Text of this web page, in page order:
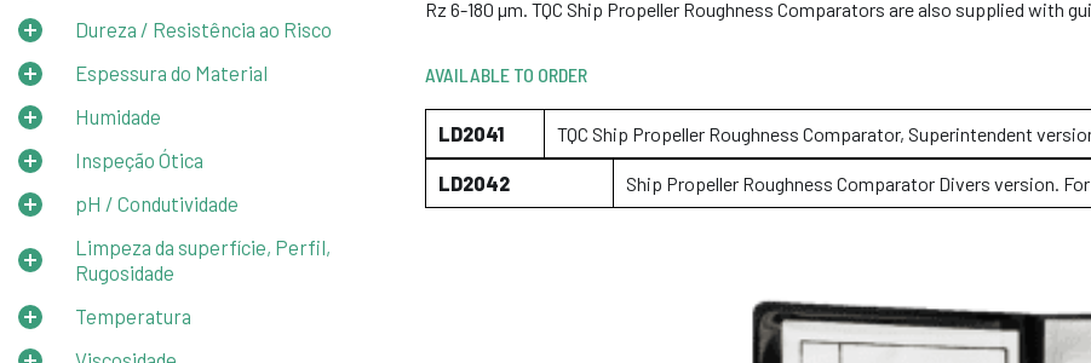
Dureza / Resistência ao Risco
Espessura do Material
Humidade
Inspeção Ótica
pH / Condutividade
Limpeza da superfície, Perfil,
Rugosidade
Temperatura
Rz 6-180 µm. TQC Ship Propeller Roughness Comparators are also supplied with
AVAILABLE TO ORDER
LD2041 TQC Ship Propeller Roughness Comparator, Superintendent
LD2042 Ship Propeller Roughness Comparator Divers version.